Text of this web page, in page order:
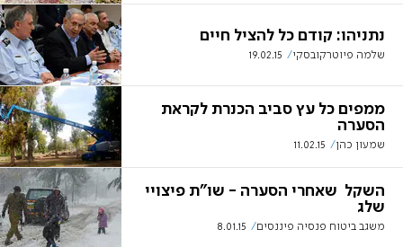
נתניהו: קודם כל להציל חיים
שלמה פיוטרקובסקי 19.02.15
ממפים כל עץ סביב הכנרת לקראת
הסערה
שמעון כהן 11.02.15
השקל שאחרי הסערה - שו"ת פיצויי
שלג
משגב ביטוח פנסיה פיננסים 8.01.15